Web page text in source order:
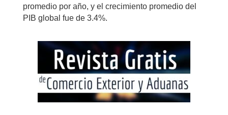
promedio por año, y el crecimiento promedio del
PIB global fue de 3.4%.